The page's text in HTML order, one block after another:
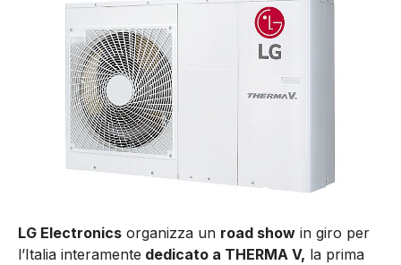
LG Electronics organizza un road show in giro per
l’Italia interamente dedicato a THERMA V, la prima